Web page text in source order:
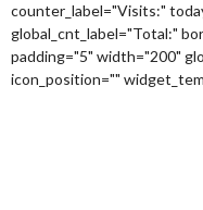
counter_label="Visits:"
global_cnt_label="Total:"
padding="5" width="200"
icon_position=""